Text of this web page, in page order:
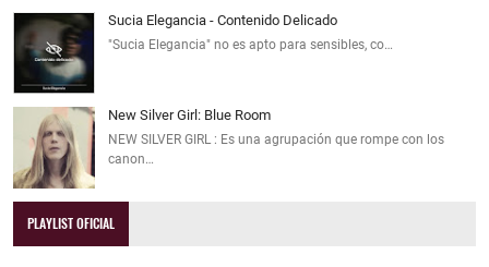
Sucia Elegancia - Contenido Delicado
"Sucia Elegancia" no es apto para sensibles, co…
New Silver Girl: Blue Room
NEW SILVER GIRL : Es una agrupación que rompe con los
canon…
PLAYLIST OFICIAL